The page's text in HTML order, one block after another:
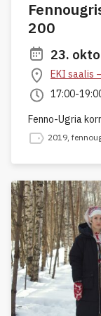
200
23.
EKI saalis
17:00-
Fenno-Ugria
2019